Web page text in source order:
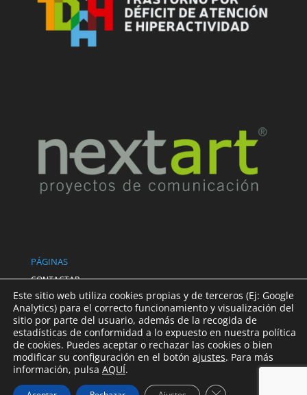
PÁGINAS
CONTACTAR
POLÍTICA PRIVACIDAD
AVISO LEGAL
SUS DATOS SEGUROS
POLÍTICA DE COOKIES
Este sitio web utiliza cookies propias y de terceros (Ej: Google
Analytics) para el correcto funcionamiento y visualización del
sitio por parte del usuario, además de la recogida de
estadísticas de conformidad a lo expuesto en nuestra política
de cookies. Puedes aceptar o rechazar las cookies o bien
modificar su configuración en el botón ajustes. Para más
información, pulsa AQUÍ.
Cerrar el banner de